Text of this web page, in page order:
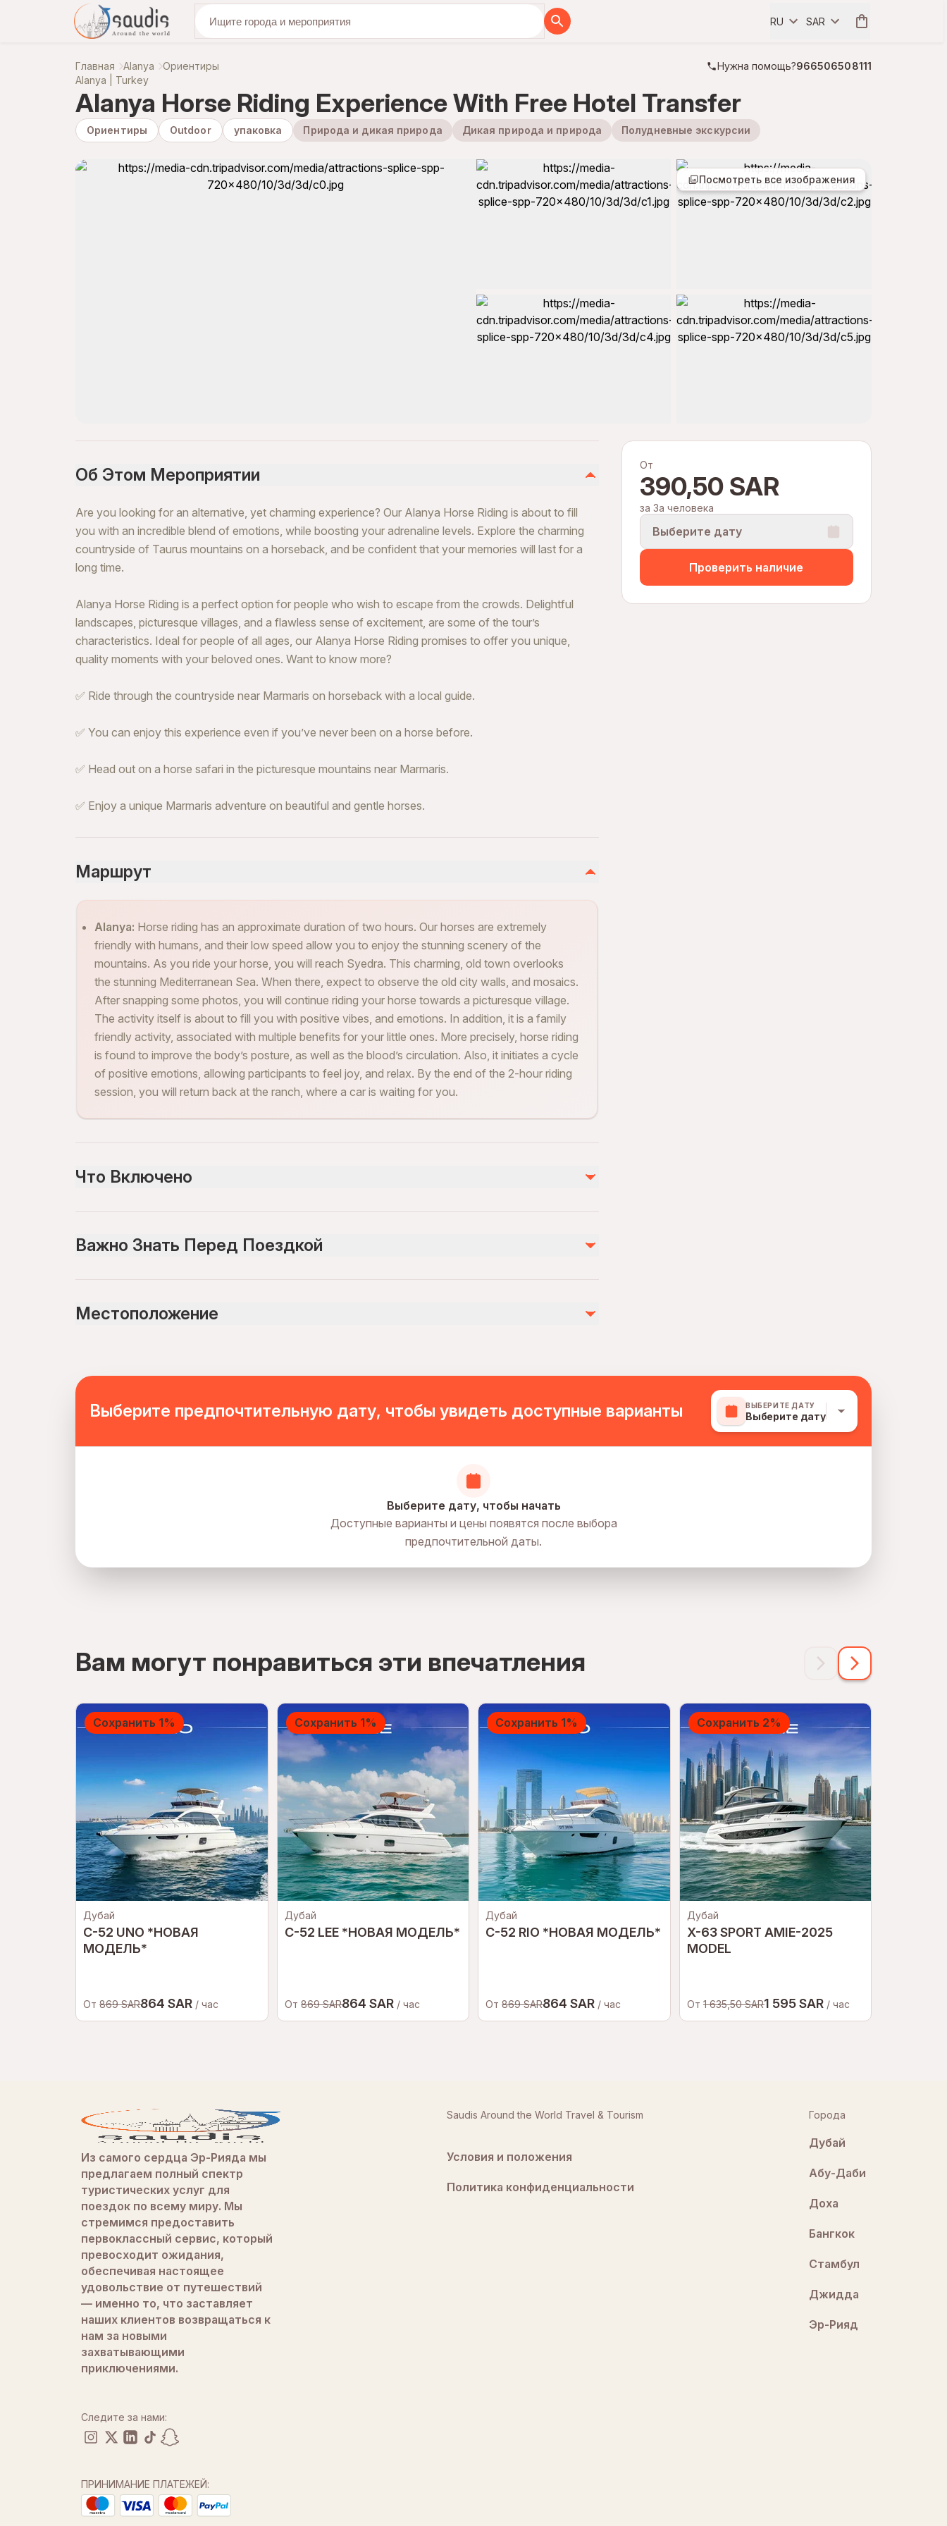
откройте для себя вместе с нами RU SAR
Главная Alanya Ориентиры Нужна помощь?966506508111
Alanya | Turkey
Alanya Horse Riding Experience With Free Hotel Transfer
Ориентиры Outdoor упаковка Природа и дикая природа Дикая природа и природа Полудневные экскурсии
Посмотреть все изображения
От
390,50 SAR
за За человека
Выберите дату
Проверить наличие
Об Этом Мероприятии
Are you looking for an alternative, yet charming experience? Our Alanya Horse Riding is about to fill
you with an incredible blend of emotions, while boosting your adrenaline levels. Explore the charming
countryside of Taurus mountains on a horseback, and be confident that your memories will last for a
long time.
Alanya Horse Riding is a perfect option for people who wish to escape from the crowds. Delightful
landscapes, picturesque villages, and a flawless sense of excitement, are some of the tour’s
characteristics. Ideal for people of all ages, our Alanya Horse Riding promises to offer you unique,
quality moments with your beloved ones. Want to know more?
✅ Ride through the countryside near Marmaris on horseback with a local guide.
✅ You can enjoy this experience even if you’ve never been on a horse before.
✅ Head out on a horse safari in the picturesque mountains near Marmaris.
✅ Enjoy a unique Marmaris adventure on beautiful and gentle horses.
Маршрут
Alanya: Horse riding has an approximate duration of two hours. Our horses are extremely
friendly with humans, and their low speed allow you to enjoy the stunning scenery of the
mountains. As you ride your horse, you will reach Syedra. This charming, old town overlooks
the stunning Mediterranean Sea. When there, expect to observe the old city walls, and mosaics.
After snapping some photos, you will continue riding your horse towards a picturesque village.
The activity itself is about to fill you with positive vibes, and emotions. In addition, it is a family
friendly activity, associated with multiple benefits for your little ones. More precisely, horse riding
is found to improve the body’s posture, as well as the blood’s circulation. Also, it initiates a cycle
of positive emotions, allowing participants to feel joy, and relax. By the end of the 2-hour riding
session, you will return back at the ranch, where a car is waiting for you.
Что Включено
1,5 Hours Horse Riding
Важно Знать Перед Поездкой
Not recommended for pregnant travelers
Mobile or paper ticket accepted
Местоположение
Выберите предпочтительную дату, чтобы увидеть доступные варианты ВЫБЕРИТЕ ДАТУ
Выберите дату
Выберите дату, чтобы начать
Доступные варианты и цены появятся после выбора
предпочтительной даты.
Вам могут понравиться эти впечатления
Дубай
C-52 UNO *НОВАЯ
МОДЕЛЬ*
От 869 SAR864 SAR / час
Сохранить 1%
Дубай
C-52 LEE *НОВАЯ МОДЕЛЬ*
От 869 SAR864 SAR / час
Сохранить 1%
Дубай
C-52 RIO *НОВАЯ МОДЕЛЬ*
От 869 SAR864 SAR / час
Сохранить 1%
Дубай
X-63 SPORT AMIE-2025
MODEL
От 1 635,50 SAR1 595 SAR / час
Сохранить 2%
Из самого сердца Эр-Рияда мы
предлагаем полный спектр
туристических услуг для
поездок по всему миру. Мы
стремимся предоставить
первоклассный сервис, который
превосходит ожидания,
обеспечивая настоящее
удовольствие от путешествий
— именно то, что заставляет
наших клиентов возвращаться к
нам за новыми
захватывающими
приключениями.
Следите за нами:
ПРИНИМАНИЕ ПЛАТЕЖЕЙ:
Saudis Around the World Travel & Tourism
Условия и положения
Политика конфиденциальности
Города
Дубай
Абу-Даби
Доха
Бангкок
Стамбул
Джидда
Эр-Рияд